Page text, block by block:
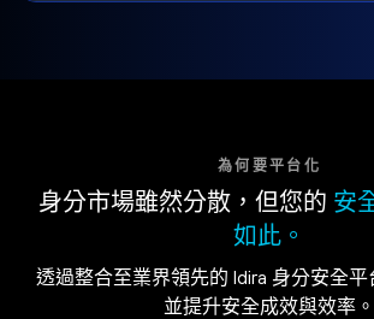
為何要平台化
身分市場雖然分散，但您的 安
如此。
透過整合至業界領先的 Idira 身分安全平
並提升安全成效與效率。